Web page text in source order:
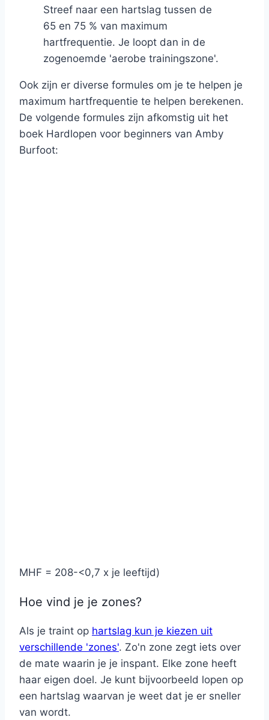
Streef naar een hartslag tussen de
65 en 75 % van maximum
hartfrequentie. Je loopt dan in de
zogenoemde 'aerobe trainingszone'.
Ook zijn er diverse formules om je te helpen je
maximum hartfrequentie te helpen berekenen.
De volgende formules zijn afkomstig uit het
boek Hardlopen voor beginners van Amby
Burfoot:
MHF = 208-<0,7 x je leeftijd)
Hoe vind je je zones?
Als je traint op hartslag kun je kiezen uit
verschillende 'zones'. Zo'n zone zegt iets over
de mate waarin je je inspant. Elke zone heeft
haar eigen doel. Je kunt bijvoorbeeld lopen op
een hartslag waarvan je weet dat je er sneller
van wordt.